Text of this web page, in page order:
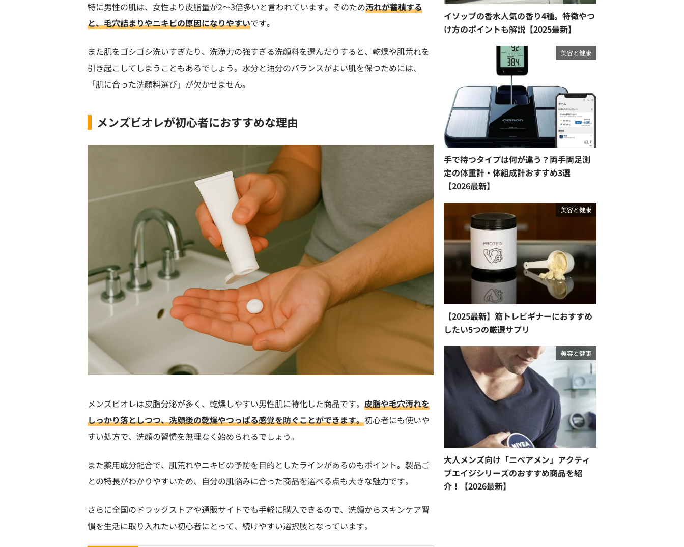
特に男性の肌は、女性より皮脂量が2〜3倍多いと言われています。そのため汚れが蓄積する
と、毛穴詰まりやニキビの原因になりやすいです。
また肌をゴシゴシ洗いすぎたり、洗浄力の強すぎる洗顔料を選んだりすると、乾燥や肌荒れを
引き起こしてしまうこともあるでしょう。水分と油分のバランスがよい肌を保つためには、
「肌に合った洗顔料選び」が欠かせません。
メンズビオレが初心者におすすめな理由
メンズビオレは皮脂分泌が多く、乾燥しやすい男性肌に特化した商品です。 皮脂や毛穴汚れを
しっかり落としつつ、洗顔後の乾燥やつっぱる感覚を防ぐことができます。初心者にも使いや
すい処方で、洗顔の習慣を無理なく始められるでしょう。
また薬用成分配合で、肌荒れやニキビの予防を目的としたラインがあるのもポイント。製品ご
との特長がわかりやすいため、自分の肌悩みに合った商品を選べる点も大きな魅力です。
さらに全国のドラッグストアや通販サイトでも手軽に購入できるので、洗顔からスキンケア習
慣を生活に取り入れたい初心者にとって、続けやすい選択肢となっています。
イソップの香水人気の香り4種。特徴やつ
け方のポイントも解説【2025最新】
美容と健康
手で持つタイプは何が違う？両手両足測
定の体重計・体組成計おすすめ3選
【2026最新】
美容と健康
【2025最新】筋トレビギナーにおすすめ
したい5つの厳選サプリ
美容と健康
大人メンズ向け「ニベアメン」アクティ
ブエイジシリーズのおすすめ商品を紹
介！【2026最新】